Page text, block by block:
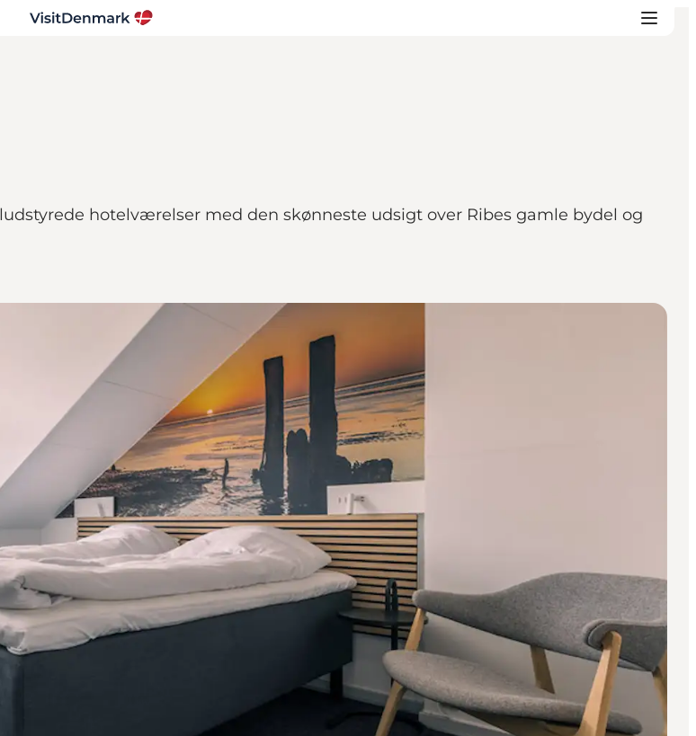
hotelværelser med den skønneste udsigt over Ribes gamle bydel og